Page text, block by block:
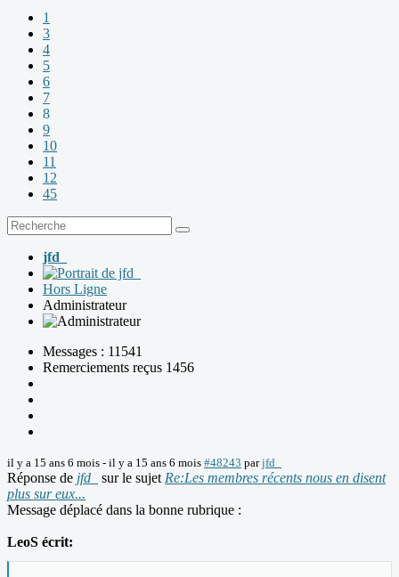
1
3
4
5
6
7
8
9
10
11
12
45
jfd_
Hors Ligne
Administrateur
Messages : 11541
Remerciements reçus 1456
il y a 15 ans 6 mois - il y a 15 ans 6 mois #48243 parjfd_
Réponse de jfd_ sur le sujet Re:Les membres récents nous en disent
plus sur eux...
Message déplacé dans la bonne rubrique :
LeoS écrit: